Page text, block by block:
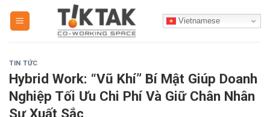
Vietnamese
TIN TỨC
Hybrid Work: “Vũ Khí” Bí Mật Giúp Doanh
Nghiệp Tối Ưu Chi Phí Và Giữ Chân Nhân
Sự Xuất Sắc